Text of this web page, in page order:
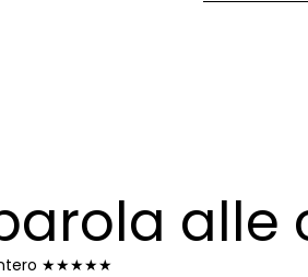
alle
★★★★★